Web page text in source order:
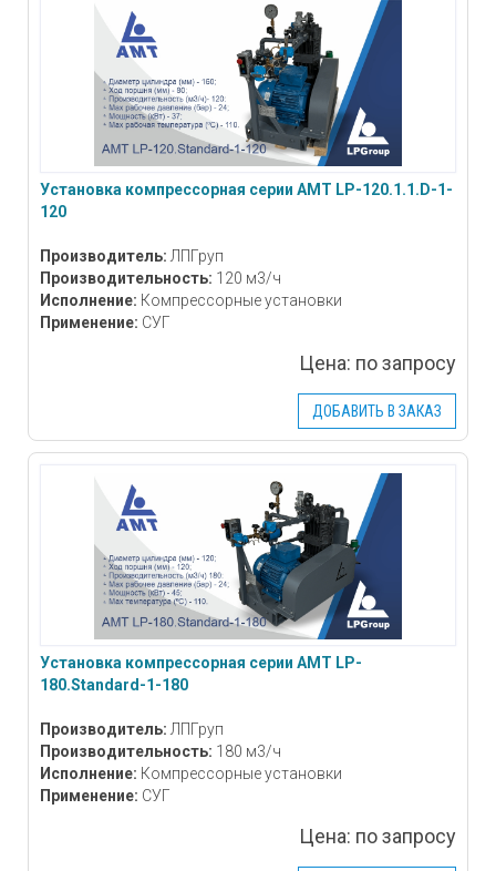
Установка компрессорная серии АМТ LP-120.1.1.D-1-
120
Производитель:ЛПГруп
Производительность: 120 м3/ч
Исполнение: Компрессорные установки
Применение: СУГ
Цена: по запросу
ДОБАВИТЬ В ЗАКАЗ
Установка компрессорная серии АМТ LP-
180.Standard-1-180
Производитель: ЛПГруп
Производительность: 180 м3/ч
Исполнение: Компрессорные установки
Применение: СУГ
Цена: по запросу